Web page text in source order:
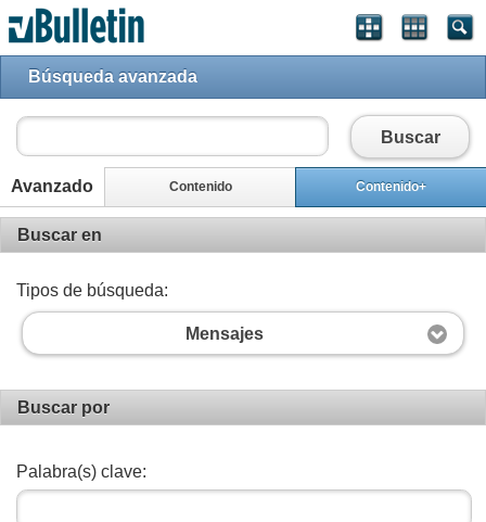
Búsqueda avanzada
Buscar
Avanzado Contenido Contenido+
Buscar en
Tipos de búsqueda:
Mensajes
Buscar por
Palabra(s) clave: